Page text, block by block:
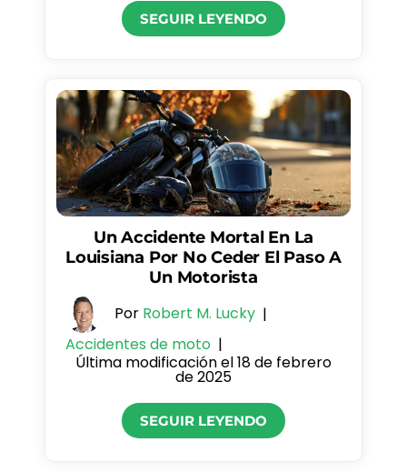
SEGUIR LEYENDO
Un Accidente Mortal En La
Louisiana Por No Ceder El Paso A
Un Motorista
Por Robert M. Lucky |
Accidentes de moto |
Última modificación el 18 de febrero
de 2025
SEGUIR LEYENDO